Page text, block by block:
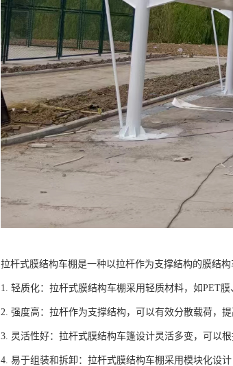
拉杆式膜结构车棚是一种以拉杆作为支撑结构的膜结构
1. 轻质化：拉杆式膜结构车棚采用轻质材料，如PET
2. 强度高：拉杆作为支撑结构，可以有效分散载荷，
3. 灵活性好：拉杆式膜结构车篷设计灵活多变，可以
4. 易于组装和拆卸：拉杆式膜结构车棚采用模块化设